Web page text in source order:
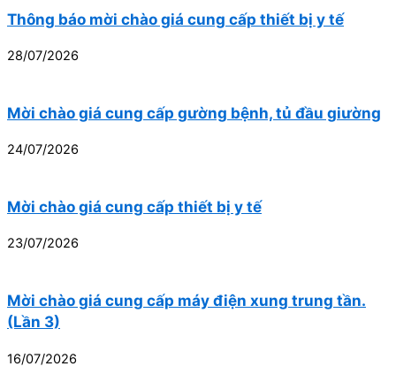
Thông báo mời chào giá cung cấp thiết bị y tế
28/07/2026
Mời chào giá cung cấp gường bệnh, tủ đầu giường
24/07/2026
Mời chào giá cung cấp thiết bị y tế
23/07/2026
Mời chào giá cung cấp máy điện xung trung tần.
(Lần 3)
16/07/2026